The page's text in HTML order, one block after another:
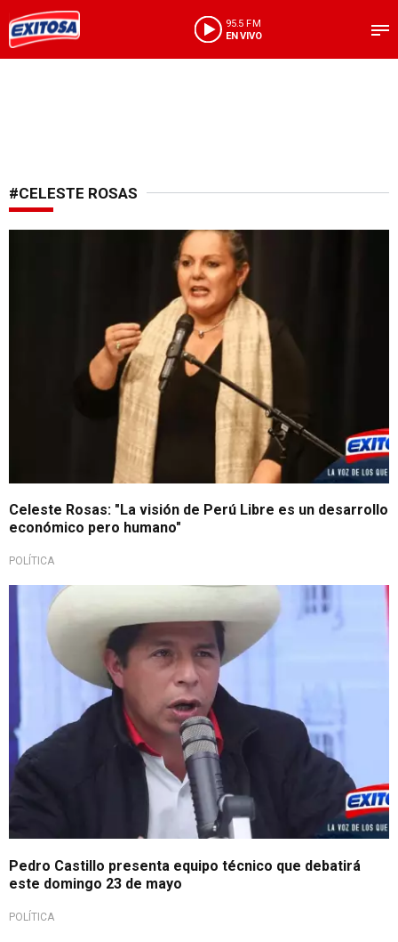
95.5 FM
EN VIVO
#CELESTE ROSAS
Celeste Rosas: "La visión de Perú Libre es un desarrollo
económico pero humano"
POLÍTICA
Pedro Castillo presenta equipo técnico que debatirá
este domingo 23 de mayo
POLÍTICA